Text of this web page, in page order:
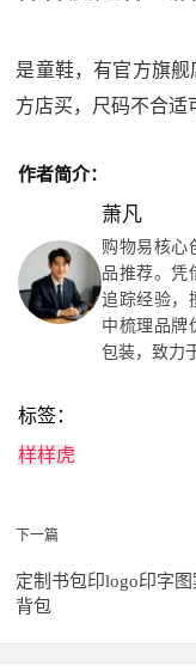
是童鞋，有官方旗
方店买，尺码不合适
作者简介：
萧凡
购物易核心
品推荐。凭
追踪经验，
中梳理品牌
包装，致力
标签：
样样虎
下一篇
定制书包印logo印字
背包